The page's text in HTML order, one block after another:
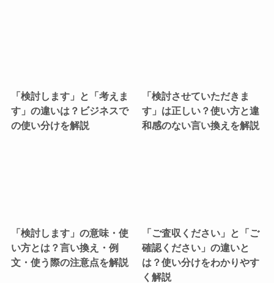
「検討します」と「考えま
す」の違いは？ビジネスで
の使い分けを解説
「検討させていただきま
す」は正しい？使い方と違
和感のない言い換えを解説
「検討します」の意味・使
い方とは？言い換え・例
文・使う際の注意点を解説
「ご査収ください」と「ご
確認ください」の違いと
は？使い分けをわかりやす
く解説